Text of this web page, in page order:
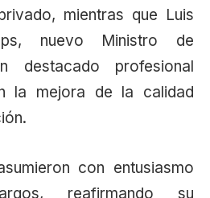
mientras que Luis
nuevo Ministro de
destacado profesional
la mejora de la calidad
con entusiasmo
reafirmando su